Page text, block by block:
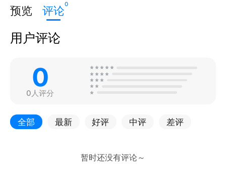
预览 评论0
用户评论
0
0人评分
全部 最新 好评 中评 差评